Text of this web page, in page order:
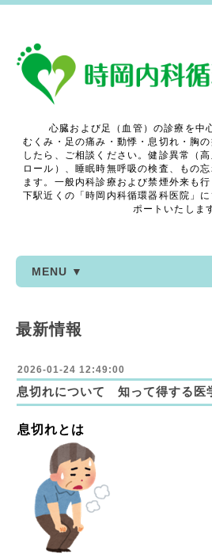
心臓および足（血管）の診療を中
むくみ・足の痛み・動悸・息切れ・胸
したら、ご相談ください。健診異常（
ロール）、睡眠時無呼吸の検査、もの
ます。一般内科診療および禁煙外来も
下駅近くの「時岡内科循環器科医院」
ポートいたしま
MENU ▼
最新情報
2026-01-24 12:49:00
息切れについて 知って得する医
息切れとは